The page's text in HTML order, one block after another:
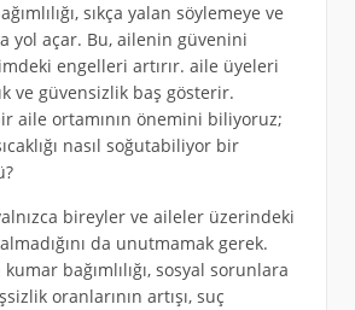
sıkça yalan söylemeye ve
yol açar. Bu, ailenin güvenini
engelleri artırır. aile üyeleri
ve güvensizlik baş gösterir.
aile ortamının önemini biliyoruz;
nasıl soğutabiliyor bir
bireyler ve aileler üzerindeki
da unutmamak gerek.
bağımlılığı, sosyal sorunlara
oranlarının artışı, suç